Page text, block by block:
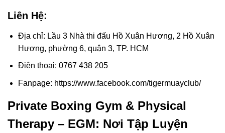
Liên Hệ:
Địa chỉ: Lầu 3 Nhà thi đấu Hồ Xuân Hương, 2 Hồ Xuân
Hương, phường 6, quận 3, TP. HCM
Điện thoại: 0767 438 205
Fanpage: https://www.facebook.com/tigermuayclub/
Private Boxing Gym & Physical
Therapy – EGM: Nơi Tập Luyện